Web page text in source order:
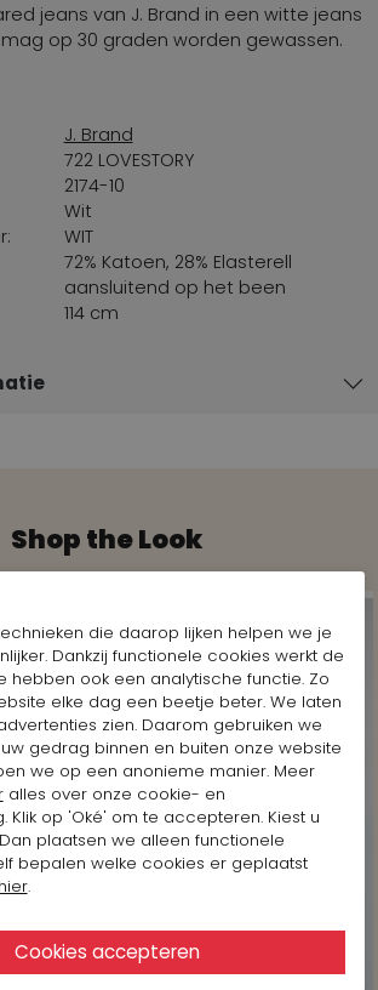
jeans van J. Brand in een witte jeans
mag op 30 graden worden gewassen.
J. Brand
722 LOVESTORY
2174-10
Wit
WIT
72% Katoen, 28% Elasterell
aansluitend op het been
114 cm
Shop the Look
die daarop lijken helpen we je
Dankzij functionele cookies werkt de
hebben ook een analytische functie. Zo
elke dag een beetje beter. We laten
zien. Daarom gebruiken we
gedrag binnen en buiten onze website
we op een anonieme manier. Meer
alles over onze cookie- en
Klik op 'Oké' om te accepteren. Kiest u
plaatsen we alleen functionele
bepalen welke cookies er geplaatst
hier.